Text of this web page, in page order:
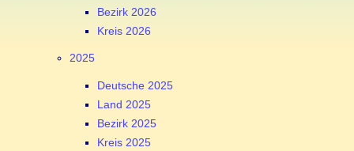
Bezirk 2026
Kreis 2026
2025
Deutsche 2025
Land 2025
Bezirk 2025
Kreis 2025